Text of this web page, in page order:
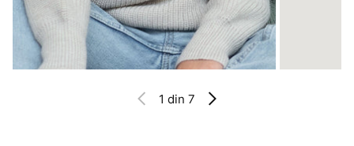
1 din 7